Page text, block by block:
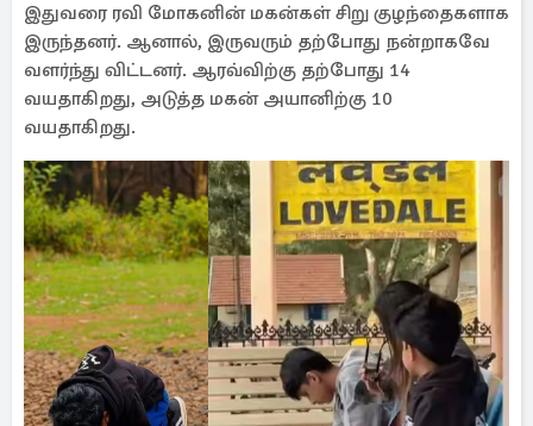
இதுவரை ரவி மோகனின் மகன்கள் சிறு குழந்தைகளாக
இருந்தனர். ஆனால், இருவரும் தற்போது நன்றாகவே
வளர்ந்து விட்டனர். ஆரவ்விற்கு தற்போது 14
வயதாகிறது, அடுத்த மகன் அயானிற்கு 10
வயதாகிறது.